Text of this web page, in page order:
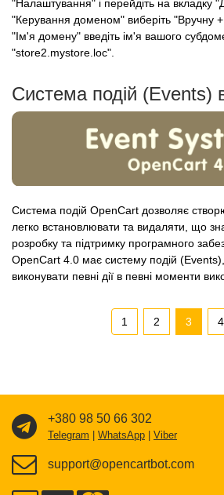
"Налаштування" і перейдіть на вкладку
"Керування доменом" виберіть "Вручну
"Ім'я домену" введіть ім'я вашого
"store2.mystore.loc".
Система подій (Events)
Система подій OpenCart дозволяє
легко встановлювати та видаляти, що
розробку та підтримку програмного
OpenCart 4.0 має систему подій
виконувати певні дії в певні моменти
1 2 3 4
+380 98 50 66 302
Telegram | WhatsApp | Viber
support@opencartbot.com